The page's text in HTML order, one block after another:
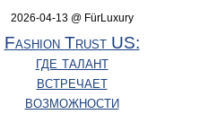
2026-04-13 @ FürLuxury
Fashion Trust US:
где талант
встречает
возможности